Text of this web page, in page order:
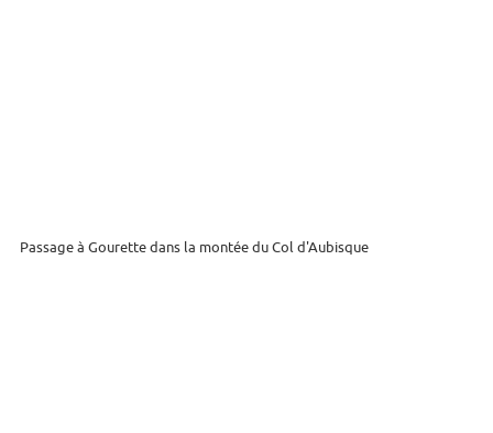
Passage à Gourette dans la montée du Col d'Aubisque